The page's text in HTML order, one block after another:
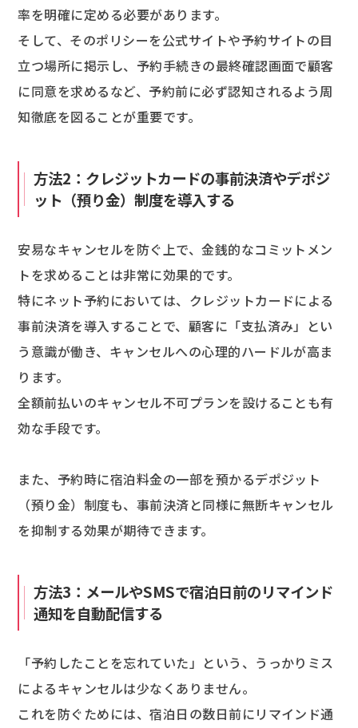
率を明確に定める必要があります。
そして、そのポリシーを公式サイトや予約サイトの目
立つ場所に掲示し、予約手続きの最終確認画面で顧客
に同意を求めるなど、予約前に必ず認知されるよう周
知徹底を図ることが重要です。
方法2：クレジットカードの事前決済やデポジ
ット（預り金）制度を導入する
安易なキャンセルを防ぐ上で、金銭的なコミットメン
トを求めることは非常に効果的です。
特にネット予約においては、クレジットカードによる
事前決済を導入することで、顧客に「支払済み」とい
う意識が働き、キャンセルへの心理的ハードルが高ま
ります。
全額前払いのキャンセル不可プランを設けることも有
効な手段です。
また、予約時に宿泊料金の一部を預かるデポジット
（預り金）制度も、事前決済と同様に無断キャンセル
を抑制する効果が期待できます。
方法3：メールやSMSで宿泊日前のリマインド
通知を自動配信する
「予約したことを忘れていた」という、うっかりミス
によるキャンセルは少なくありません。
これを防ぐためには、宿泊日の数日前にリマインド通